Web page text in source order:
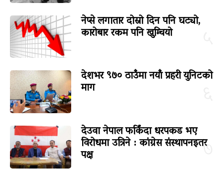
नेप्से लगातार दोस्रो दिन पनि घट्यो,
कारोबार रकम पनि खुम्चियो
देशभर ९७० ठाउँमा नयाँ प्रहरी युनिटको
माग
७
देउवा नेपाल फर्किंदा धरपकड भए
विरोधमा उत्रिने : कांग्रेस संस्थापनइतर
पक्ष